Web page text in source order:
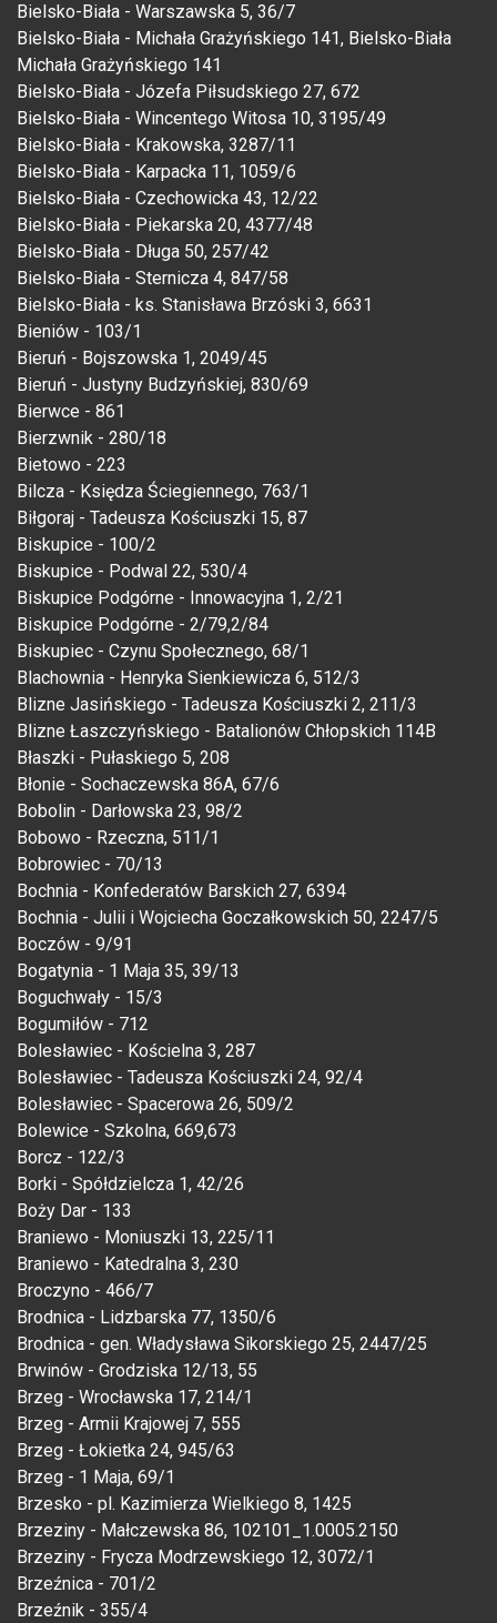
Bielsko-Biała - Warszawska 5, 36/7
Bielsko-Biała - Michała Grażyńskiego 141, Bielsko-Biała
Michała Grażyńskiego 141
Bielsko-Biała - Józefa Piłsudskiego 27, 672
Bielsko-Biała - Wincentego Witosa 10, 3195/49
Bielsko-Biała - Krakowska, 3287/11
Bielsko-Biała - Karpacka 11, 1059/6
Bielsko-Biała - Czechowicka 43, 12/22
Bielsko-Biała - Piekarska 20, 4377/48
Bielsko-Biała - Długa 50, 257/42
Bielsko-Biała - Sternicza 4, 847/58
Bielsko-Biała - ks. Stanisława Brzóski 3, 6631
Bieniów - 103/1
Bieruń - Bojszowska 1, 2049/45
Bieruń - Justyny Budzyńskiej, 830/69
Bierwce - 861
Bierzwnik - 280/18
Bietowo - 223
Bilcza - Księdza Ściegiennego, 763/1
Biłgoraj - Tadeusza Kościuszki 15, 87
Biskupice - 100/2
Biskupice - Podwal 22, 530/4
Biskupice Podgórne - Innowacyjna 1, 2/21
Biskupice Podgórne - 2/79,2/84
Biskupiec - Czynu Społecznego, 68/1
Blachownia - Henryka Sienkiewicza 6, 512/3
Blizne Jasińskiego - Tadeusza Kościuszki 2, 211/3
Blizne Łaszczyńskiego - Batalionów Chłopskich 114B
Błaszki - Pułaskiego 5, 208
Błonie - Sochaczewska 86A, 67/6
Bobolin - Darłowska 23, 98/2
Bobowo - Rzeczna, 511/1
Bobrowiec - 70/13
Bochnia - Konfederatów Barskich 27, 6394
Bochnia - Julii i Wojciecha Goczałkowskich 50, 2247/5
Boczów - 9/91
Bogatynia - 1 Maja 35, 39/13
Boguchwały - 15/3
Bogumiłów - 712
Bolesławiec - Kościelna 3, 287
Bolesławiec - Tadeusza Kościuszki 24, 92/4
Bolesławiec - Spacerowa 26, 509/2
Bolewice - Szkolna, 669,673
Borcz - 122/3
Borki - Spółdzielcza 1, 42/26
Boży Dar - 133
Braniewo - Moniuszki 13, 225/11
Braniewo - Katedralna 3, 230
Broczyno - 466/7
Brodnica - Lidzbarska 77, 1350/6
Brodnica - gen. Władysława Sikorskiego 25, 2447/25
Brwinów - Grodziska 12/13, 55
Brzeg - Wrocławska 17, 214/1
Brzeg - Armii Krajowej 7, 555
Brzeg - Łokietka 24, 945/63
Brzeg - 1 Maja, 69/1
Brzesko - pl. Kazimierza Wielkiego 8, 1425
Brzeziny - Małczewska 86, 102101_1.0005.2150
Brzeziny - Frycza Modrzewskiego 12, 3072/1
Brzeźnica - 701/2
Brzeźnik - 355/4